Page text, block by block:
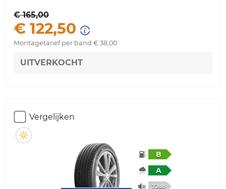
€ 165,00
€ 122,50
Montagetarief per band € 38,00
UITVERKOCHT
Vergelijken
B
A
72db